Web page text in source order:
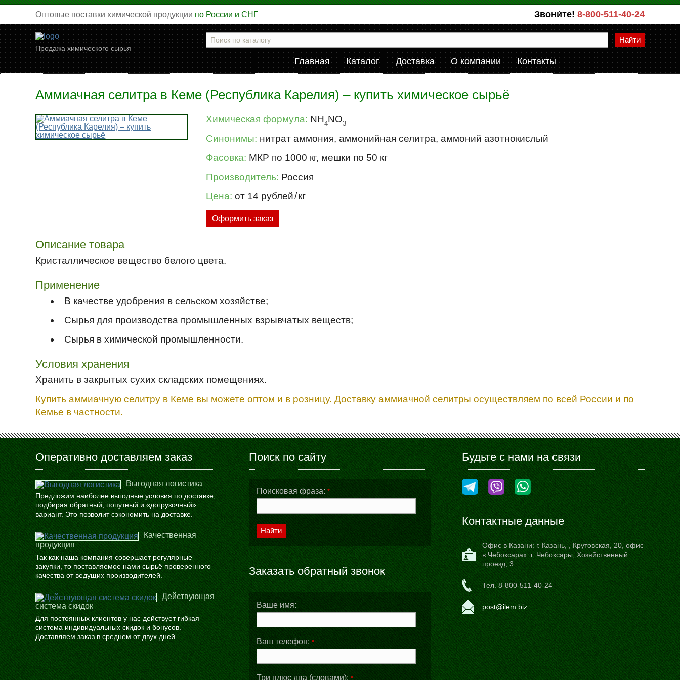
Оптовые поставки химической продукции по России и СНГ Звони́те! 8-800-511-40-24
Продажа химического сырья
Найти
Главная Каталог Доставка О компании Контакты
Аммиачная селитра в Кеме (Республика Карелия) – купить химическое сырьё
Химическая формула: NH4NO3
Синонимы: нитрат аммония, аммонийная селитра, аммоний азотнокислый
Фасовка: МКР по 1000 кг, мешки по 50 кг
Производитель: Россия
Цена: от 14 рублей/кг
Оформить заказ
Описание товара
Кристаллическое вещество белого цвета.
Применение
В качестве удобрения в сельском хозяйстве;
Сырья для производства промышленных взрывчатых веществ;
Сырья в химической промышленности.
Условия хранения
Хранить в закрытых сухих складских помещениях.
Купить аммиачную селитру в Кеме вы можете оптом и в розницу. Доставку аммиачной селитры осуществляем по всей России и по
Кемье в частности.
Оперативно доставляем заказ
Выгодная логистика
Предложим наиболее выгодные условия по доставке,
подбирая обратный, попутный и «догрузочный»
вариант. Это позволит сэкономить на доставке.
Качественная
продукция
Так как наша компания совершает регулярные
закупки, то поставляемое нами сырьё проверенного
качества от ведущих производителей.
Действующая
система скидок
Для постоянных клиентов у нас действует гибкая
система индивидуальных скидок и бонусов.
Доставляем заказ в среднем от двух дней.
Поиск по сайту
Поисковая фраза: *
Найти
Заказать обратный звонок
Ваше имя:
Ваш телефон: *
Три плюс два (словами): *
Будьте с нами на связи
Контактные данные
Офис в Казани: г. Казань,,Крутовская, 20, офис
в Чебоксарах: г. Чебоксары, Хозяйственный
проезд, 3.
Тел.8-800-511-40-24
post@ilem.biz